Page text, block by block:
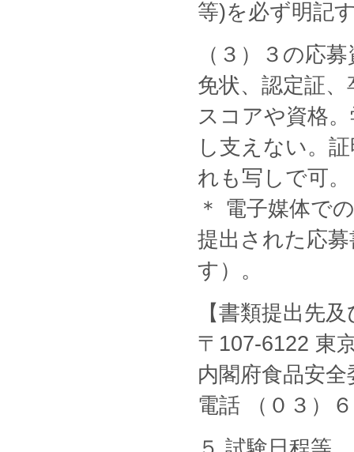
等)を必ず明記
（３）３の応
免状、認定証
スコアや資格
し支えない。
れも写しで可。
＊ 電子媒体で
提出された応
す）。
【書類提出先
〒107-6122 東
内閣府食品安
電話 （０３）